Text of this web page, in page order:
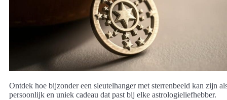
Ontdek hoe bijzonder een sleutelhanger met sterrenbeeld kan zijn
persoonlijk en uniek cadeau dat past bij elke astrologieliefhebber.